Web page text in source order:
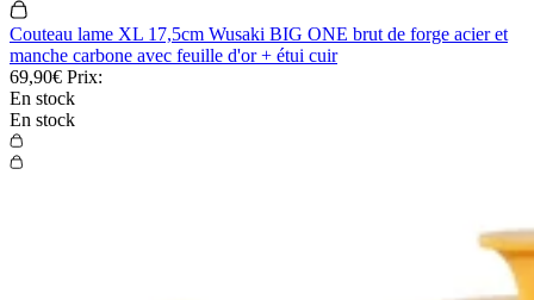
Couteau lame XL 17,5cm Wusaki BIG ONE brut de forge acier et
manche carbone avec feuille d'or + étui cuir
69,90€ Prix:
En stock
En stock